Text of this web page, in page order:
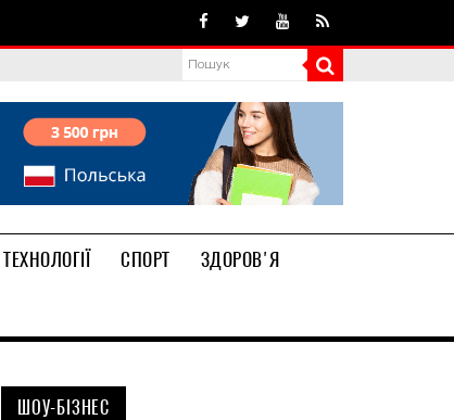
ТЕХНОЛОГІЇ СПОРТ
ЗДОРОВ'Я
ШОУ-БІЗНЕС